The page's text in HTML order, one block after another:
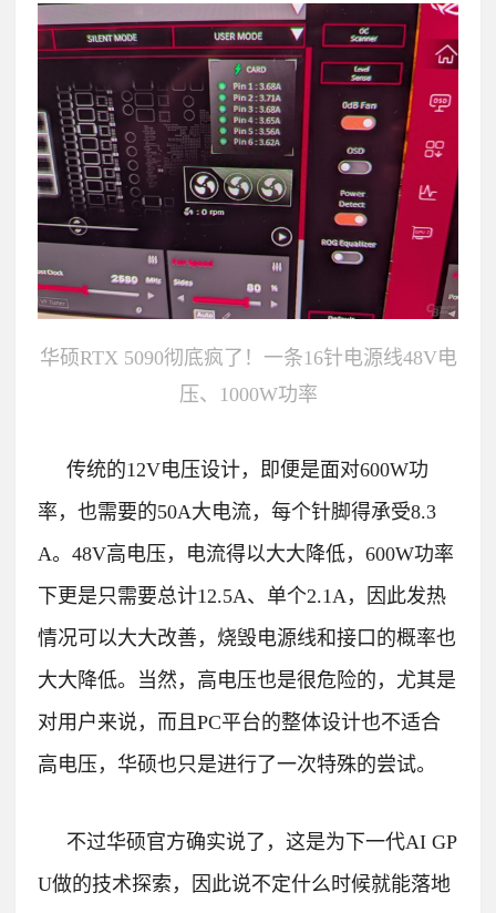
华硕RTX 5090彻底疯了！一条16针电源线48V电
压、1000W功率
传统的12V电压设计，即便是面对600W功
率，也需要的50A大电流，每个针脚得承受8.3
A。 48V高电压，电流得以大大降低，600W功率
下更是只需要总计12.5A、单个2.1A，因此发热
情况可以大大改善，烧毁电源线和接口的概率也
大大降低。 当然，高电压也是很危险的，尤其是
对用户来说，而且PC平台的整体设计也不适合
高电压，华硕也只是进行了一次特殊的尝试。
不过华硕官方确实说了，这是为下一代AI GP
U做的技术探索，因此说不定什么时候就能落地